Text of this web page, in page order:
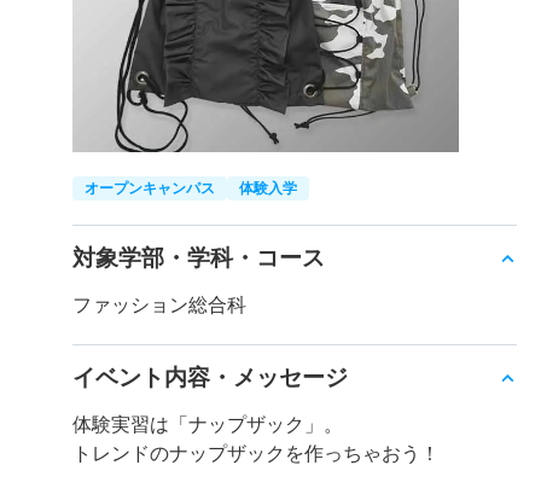
オープンキャンパス 体験入学
対象学部・学科・コース
ファッション総合科
イベント内容・メッセージ
体験実習は「ナップザック」。
トレンドのナップザックを作っちゃおう！